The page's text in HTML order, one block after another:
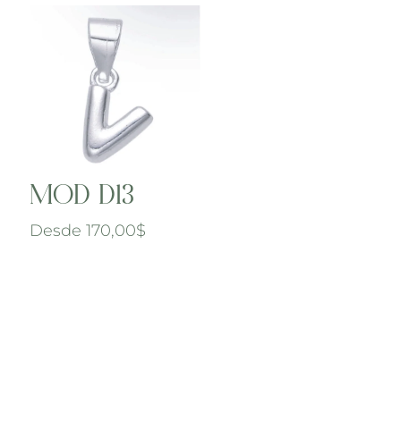
MOD D13
Desde170,00$